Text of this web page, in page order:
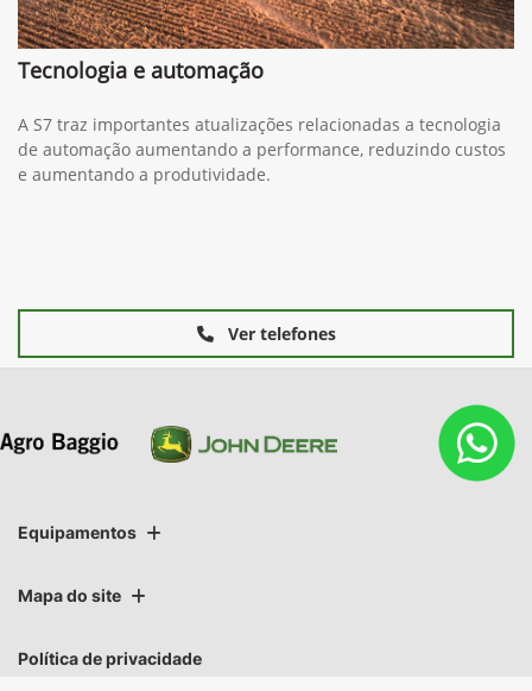
Tecnologia e automação
A S7 traz importantes atualizações relacionadas a tecnologia
de automação aumentando a performance, reduzindo custos
e aumentando a produtividade.
Ver telefones
Equipamentos
Mapa do site
Política de privacidade